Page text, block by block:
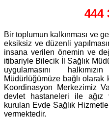
444
Bir toplumun kalkınması ve
eksiksiz ve düzenli
insana verilen önemin ve
itibariyle Bilecik İl Sağlık
uygulamasını
Müdürlüğümüze bağlı olarak
Koordinasyon Merkezimiz
devlet hastaneleri ile ağız
kurulan Evde Sağlık
vermektedir.